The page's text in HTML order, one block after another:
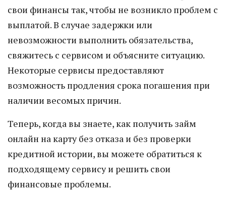
свои финансы так, чтобы не возникло проблем с
выплатой. В случае задержки или
невозможности выполнить обязательства,
свяжитесь с сервисом и объясните ситуацию.
Некоторые сервисы предоставляют
возможность продления срока погашения при
наличии весомых причин.
Теперь, когда вы знаете, как получить займ
онлайн на карту без отказа и без проверки
кредитной истории, вы можете обратиться к
подходящему сервису и решить свои
финансовые проблемы.